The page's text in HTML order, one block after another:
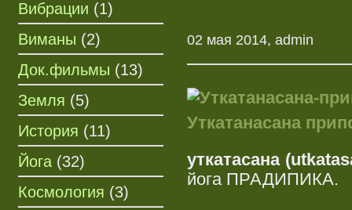
Вибрации (1)
Виманы (2)
Док.фильмы (13)
Земля (5)
История (11)
Йога (32)
Космология (3)
02 мая 2014, admin
Уткатанасана
уткатасана
йога ПРАДИПИКА.